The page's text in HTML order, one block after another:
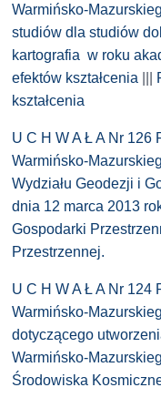
Warmińsko-
studiów dla studiów
kartografia w roku
efektów kształcenia
kształcenia
U C H W A Ł A Nr 126
Warmińsko-
Wydziału Geodezji i
dnia 12 marca 2013
Gospodarki
Przestrzennej.
U C H W A Ł A Nr 124
Warmińsko-
dotyczącego
Warmińsko-
Środowiska